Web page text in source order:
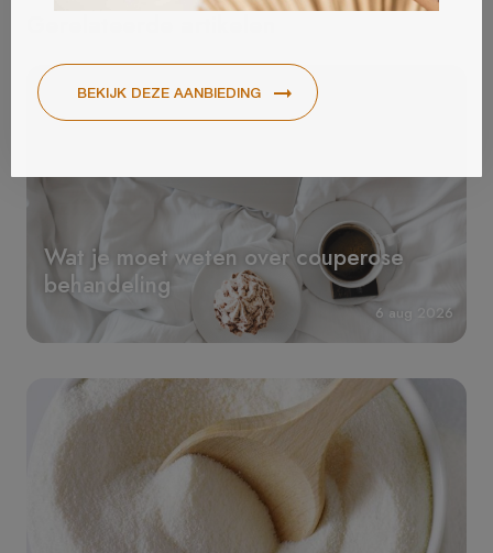
Wat je moet weten over couperose
behandeling
6 aug 2026